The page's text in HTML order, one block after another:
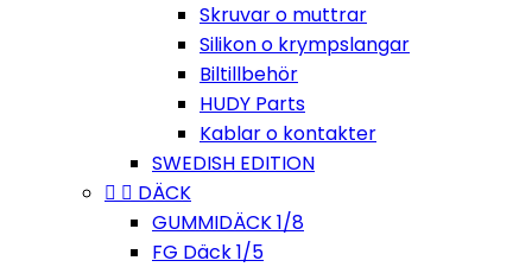
Skruvar o muttrar
Silikon o krympslangar
Biltillbehör
HUDY Parts
Kablar o kontakter
SWEDISH EDITION
  DÄCK
GUMMIDÄCK 1/8
FG Däck 1/5